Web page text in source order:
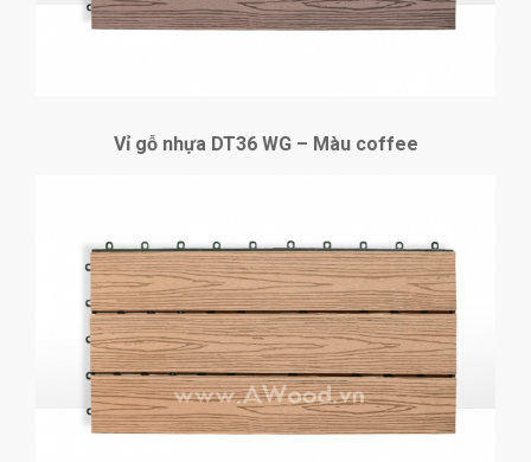
Vỉ gỗ nhựa DT36 WG – Màu coffee